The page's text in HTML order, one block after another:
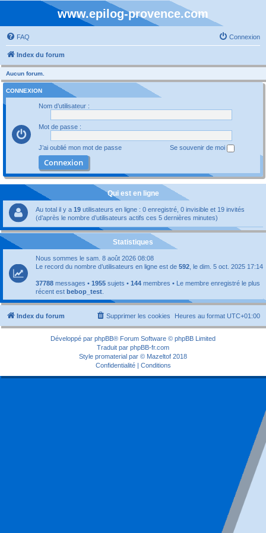
www.epilog-provence.com
FAQ Connexion
Index du forum
Aucun forum.
CONNEXION
Nom d’utilisateur :
Mot de passe :
J’ai oublié mon mot de passe Se souvenir de moi
Qui est en ligne
Au total il y a 19 utilisateurs en ligne : 0 enregistré, 0 invisible et 19 invités
(d’après le nombre d’utilisateurs actifs ces 5 dernières minutes)
Statistiques
Nous sommes le sam. 8 août 2026 08:08
Le record du nombre d’utilisateurs en ligne est de 592 , le dim. 5 oct. 2025 17:14
37788 messages • 1955 sujets • 144 membres • Le membre enregistré le plus
récent est bebop_test
Index du forum Heures au format UTC+01:00
Supprimer les cookies
Développé par phpBB® Forum Software © phpBB Limited
Traduit par phpBB-fr.com
Style promaterial par © Mazeltof 2018
Confidentialité| Conditions